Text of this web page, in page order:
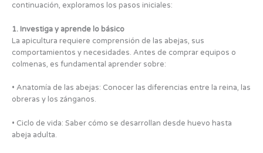
continuación, exploramos los pasos iniciales:
1. Investiga y aprende lo básico
La apicultura requiere comprensión de las abejas, sus
comportamientos y necesidades. Antes de comprar equipos o
colmenas, es fundamental aprender sobre:
• Anatomía de las abejas: Conocer las diferencias entre la reina, las
obreras y los zánganos.
• Ciclo de vida: Saber cómo se desarrollan desde huevo hasta
abeja adulta.